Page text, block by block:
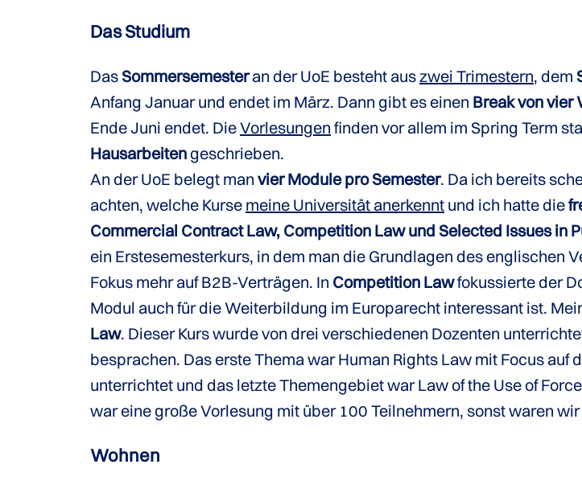
Das Studium
DasSommersemesteran der UoE besteht auszwei Trimestern, dem
Anfang Januar und endet im März. Dann gibt es einen Break von vier
Ende Juni endet. DieVorlesungen finden vor allem im Spring Term
Hausarbeitengeschrieben.
An der UoE belegt man vier Module pro Semester. Da ich bereits
achten, welche Kurse meine Universität anerkennt und ich hatte die
Commercial Contract Law, Competition Law und Selected Issues in
ein Erstesemesterkurs, in dem man die Grundlagen des englischen
Fokus mehr auf B2B-Verträgen. In Competition Lawfokussierte der
Modul auch für die Weiterbildung im Europarecht interessant ist.
Law. Dieser Kurs wurde von drei verschiedenen Dozenten
besprachen. Das erste Thema war Human Rights Law mit Focus auf
unterrichtet und das letzte Themengebiet war Law of the Use of
war eine große Vorlesung mit über 100 Teilnehmern, sonst waren
Wohnen